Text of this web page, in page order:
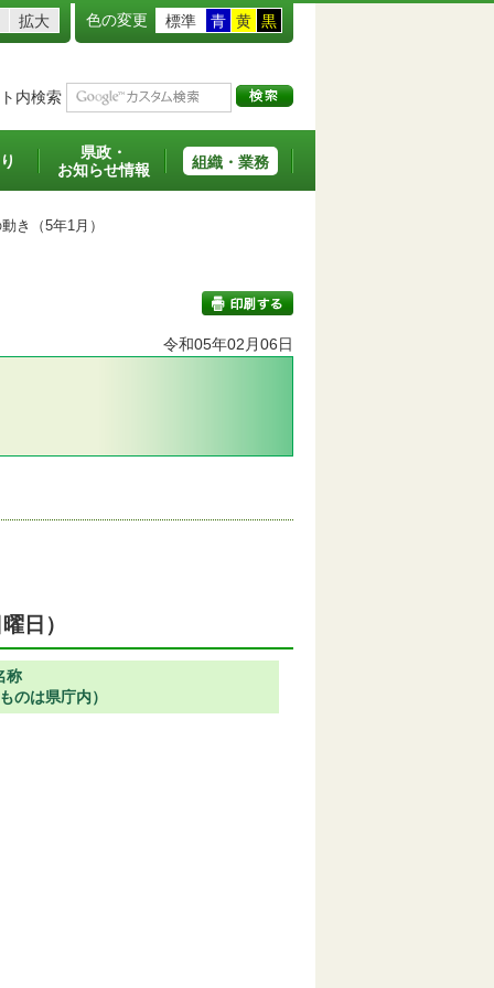
拡大 色の変更 標準 青 黄 黒
内検索
県政・
お知らせ情報
組織・業務
き（5年1月）
令和05年02月06日
日）
称
のは県庁内）